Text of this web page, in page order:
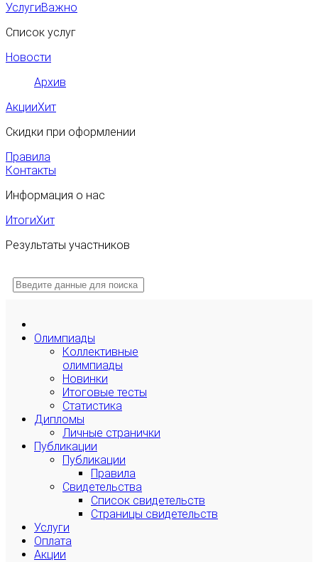
УслугиВажно
Список услуг
Новости
Архив
АкцииХит
Скидки при оформлении
Правила
Контакты
Информация о нас
ИтогиХит
Результаты участников
Олимпиады
Коллективные
олимпиады
Новинки
Итоговые тесты
Статистика
Дипломы
Личные странички
Публикации
Публикации
Правила
Свидетельства
Список свидетельств
Страницы свидетельств
Услуги
Оплата
Акции